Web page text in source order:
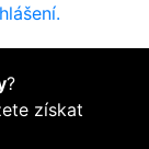
?
získat